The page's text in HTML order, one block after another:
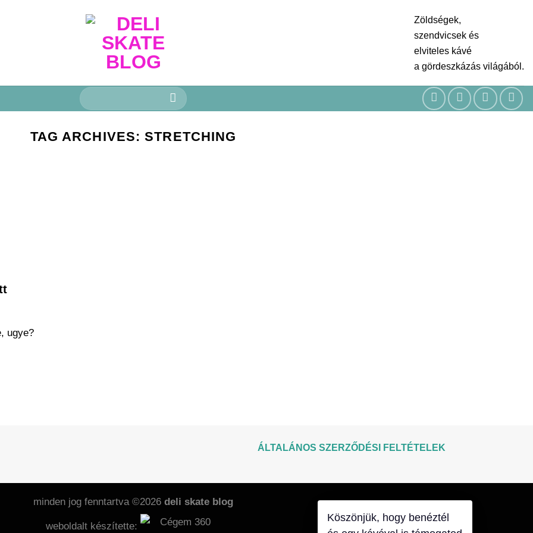
Zöldségek,
szendvicsek és
elviteles kávé
a gördeszkázás világából.
Keresés
a
TAG ARCHIVES:STRETCHING
ugye?
ÁLTALÁNOS SZERZŐDÉSI FELTÉTELEK
minden jog fenntartva ©2026 deli skate blog
weboldalt készítette:
Köszönjük, hogy benéztél